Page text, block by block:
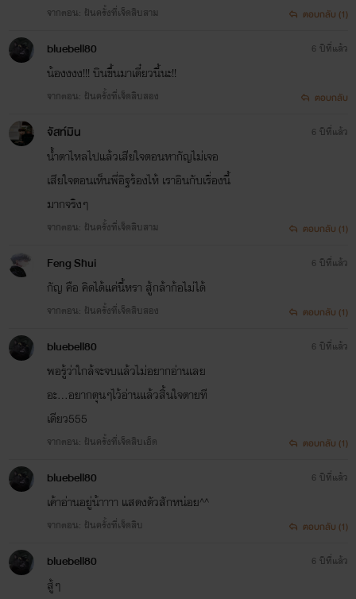
จากตอน: ฝันครั้งที่เจ็ดสิบสาม ตอบกลับ (1)
bluebell80
น้องงงง!!! บินขึ้นมาเดี๋ยวนี้นะ!!
จากตอน: ฝันครั้งที่เจ็ดสิบสอง
6 ปีที่แล้ว
ตอบกลับ
จัสท์มิน
น้ำตาไหลไปแล้วเสียใจตอนหากัญไม่เจอ
เสียใจตอนเห็นพี่อิฐร้องไห้ เราอินกับเรื่องนี้
มากจริงๆ
จากตอน: ฝันครั้งที่เจ็ดสิบสาม
6 ปีที่แล้ว
ตอบกลับ (1)
Feng Shui
กัญ คือ คิดได้แค่นี้หรา สู้กล้าก้อไม่ได้
จากตอน: ฝันครั้งที่เจ็ดสิบสอง
6 ปีที่แล้ว
ตอบกลับ (1)
bluebell80
พอรู้ว่าใกล้จะจบแล้วไม่อยากอ่านเลย
อะ...อยากตุนๆไว้อ่านแล้วสิ้นใจตายที
เดียว555
จากตอน: ฝันครั้งที่เจ็ดสิบเอ็ด
6 ปีที่แล้ว
ตอบกลับ (1)
bluebell80
เค้าอ่านอยู่น้าาาา แสดงตัวสักหน่อย^^
จากตอน: ฝันครั้งที่เจ็ดสิบ
6 ปีที่แล้ว
ตอบกลับ (1)
bluebell80
สู้ๆ
6 ปีที่แล้ว